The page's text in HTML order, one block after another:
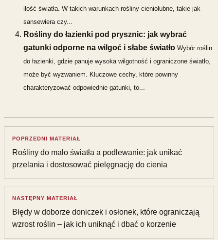
ilość światła. W takich warunkach rośliny cieniolubne, takie jak
sansewiera czy...
Rośliny do łazienki pod prysznic: jak wybrać
gatunki odporne na wilgoć i słabe światło Wybór roślin
do łazienki, gdzie panuje wysoka wilgotność i ograniczone światło,
może być wyzwaniem. Kluczowe cechy, które powinny
charakteryzować odpowiednie gatunki, to...
POPRZEDNI MATERIAŁ
Rośliny do mało światła a podlewanie: jak unikać
przelania i dostosować pielęgnację do cienia
NASTĘPNY MATERIAŁ
Błędy w doborze doniczek i osłonek, które ograniczają
wzrost roślin – jak ich uniknąć i dbać o korzenie